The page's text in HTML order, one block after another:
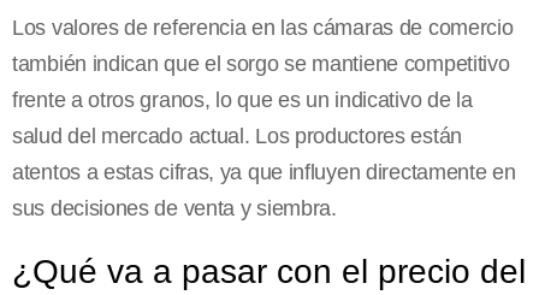
Los valores de referencia en las cámaras de comercio
también indican que el sorgo se mantiene competitivo
frente a otros granos, lo que es un indicativo de la
salud del mercado actual. Los productores están
atentos a estas cifras, ya que influyen directamente en
sus decisiones de venta y siembra.
¿Qué va a pasar con el precio del